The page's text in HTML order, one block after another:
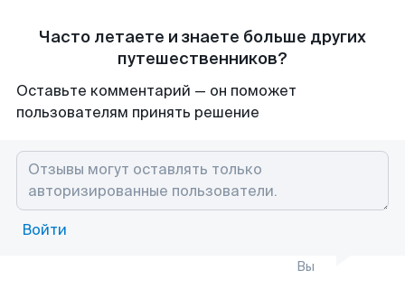
Часто летаете и знаете больше других
путешественников?
Оставьте комментарий — он поможет
пользователям принять решение
Войти
Вы